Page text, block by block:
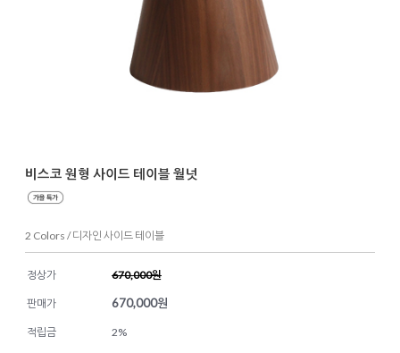
비스코 원형 사이드 테이블 월넛
2 Colors / 디자인 사이드 테이블
정상가 670,000원
판매가 670,000원
적립금 2%